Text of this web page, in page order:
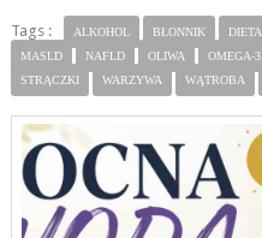
Tags : ALKOHOL BŁONNIK DIETA
MASLD
NAFLD OLIWA OMEGA-3
STRĄCZKI
WARZYWA WĄTROBA